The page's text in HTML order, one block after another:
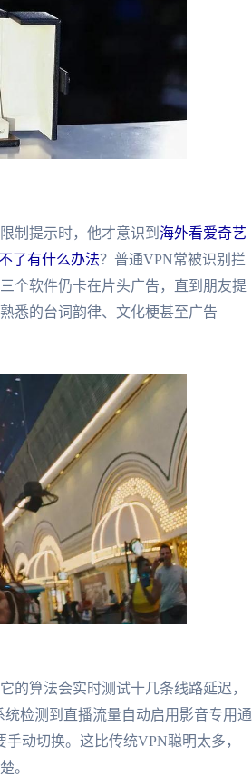
制提示时，他才意识到 海外看爱奇艺
了有什么办法？普通VPN常被识别拦
个软件仍卡在片头广告，直到朋友提
悉的台词韵律、文化梗甚至广告
的算法会实时测试十几条线路延迟，
检测到直播流量自动启用影音专用通
动切换。这比传统VPN聪明太多，
。